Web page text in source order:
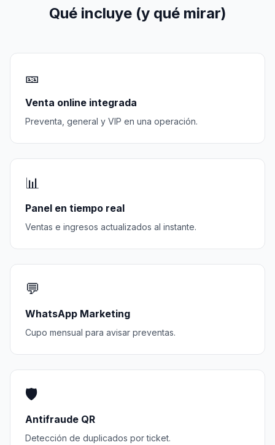
Qué incluye (y qué mirar)
🎫
Venta online integrada
Preventa, general y VIP en una operación.
📊
Panel en tiempo real
Ventas e ingresos actualizados al instante.
💬
WhatsApp Marketing
Cupo mensual para avisar preventas.
🛡️
Antifraude QR
Detección de duplicados por ticket.